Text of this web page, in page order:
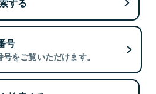
号
をご覧いただけます。